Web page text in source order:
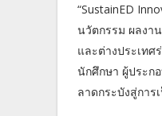
“SustainED
นวัตกรรม ผลงา
และต่างประเท
นักศึกษา ผู้ประก
ลาดกระบังสู่กา